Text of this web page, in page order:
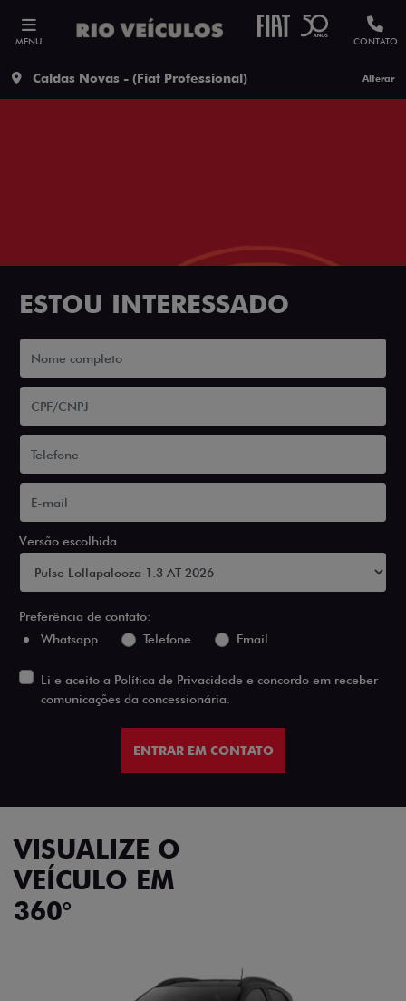
MENU CONTATO
Caldas Novas - (Fiat Professional) Alterar
ESTOU INTERESSADO
Versão escolhida
Preferência de contato:
Whatsapp
Telefone Email
Li e aceito a Política de Privacidade e concordo em receber
comunicações da concessionária.
ENTRAR EM CONTATO
VISUALIZE O
VEÍCULO EM
360°